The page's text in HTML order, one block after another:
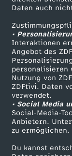
Daten auch
•
Interaktionen
Angebot des
personalisieren
Nutzung von
ZDFtivi. Daten
verwendet.
• Social Media
Social-Media-
Anbietern.
zu ermöglichen.
Du kannst
e
k
l
e
i
n
ZDFtext
Livestreams
Sendungen A-Z
TV-Programm
ZDF Unternehmen
Karriere
ZDF goes Schule